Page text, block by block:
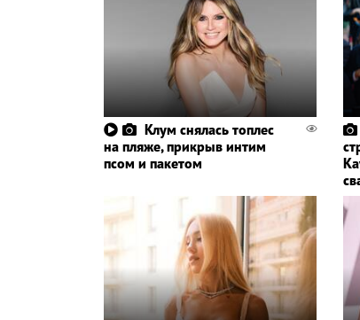
Клум снялась топлес
на пляже, прикрыв интим
псом и пакетом